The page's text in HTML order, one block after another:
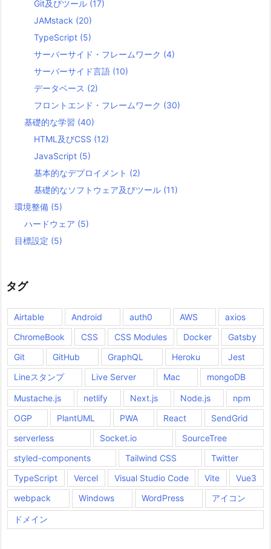
Git及びツール (17)
JAMstack (20)
TypeScript (5)
サーバーサイド・フレームワーク (4)
サーバーサイド言語 (10)
データベース (2)
フロントエンド・フレームワーク (30)
基礎的な学習 (40)
HTML及びCSS (12)
JavaScript (5)
基本的なデプロイメント (2)
基礎的なソフトウェア及びツール (11)
環境整備 (5)
ハードウェア (5)
目標設定 (5)
タグ
Airtable Android auth0 AWS
axios
ChromeBook
CSS CSS Modules Docker
Gatsby
Git
GitHub GraphQL Heroku
Jest
Lineスタンプ
Live Server Mac mongoDB
Mustache.js netlify Next.js Node.js
npm
OGP
PlantUML PWA React
SendGrid
serverless
Socket.io
SourceTree
styled-components
Tailwind CSS
Twitter
TypeScript
Vercel Visual Studio Code Vite
Vue3
webpack
Windows WordPress アイコン
ドメイン